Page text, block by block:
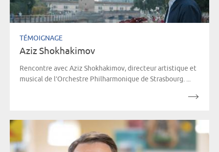
TÉMOIGNAGE
Aziz Shokhakimov
Rencontre avec Aziz Shokhakimov, directeur artistique et
musical de l’Orchestre Philharmonique de Strasbourg. ...